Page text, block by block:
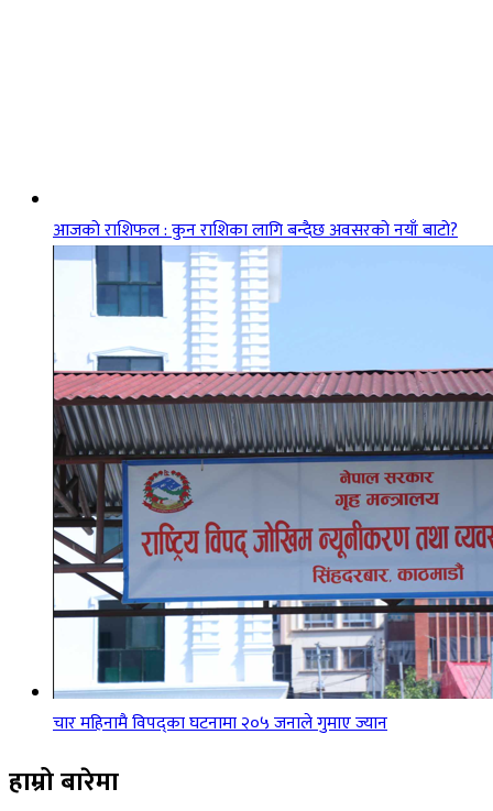
आजको राशिफल : कुन राशिका लागि बन्दैछ अवसरको नयाँ बाटो?
चार महिनामै विपद्का घटनामा २०५ जनाले गुमाए ज्यान
हाम्रो बारेमा